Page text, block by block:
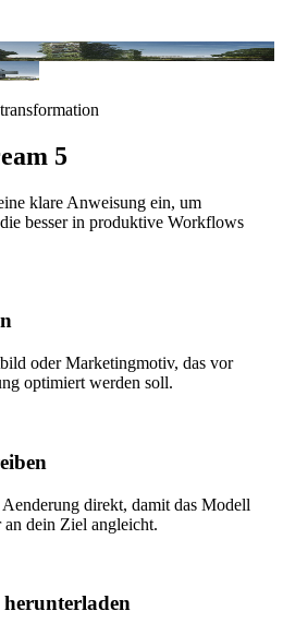
5
klare Anweisung ein, um
besser in produktive Workflows
oder Marketingmotiv, das vor
optimiert werden soll.
direkt, damit das Modell
dein Ziel angleicht.